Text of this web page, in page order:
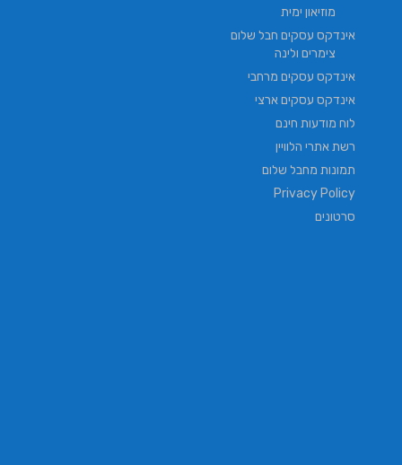
מוזיאון ימית
אינדקס עסקים חבל שלום
צימרים ולינה
אינדקס עסקים מרחבי
אינדקס עסקים ארצי
לוח מודעות חינם
רשת אתרי הלוויין
תמונות מחבל שלום
Privacy Policy
סרטונים